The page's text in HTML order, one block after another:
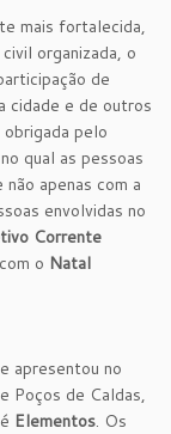
mais fortalecida,
organizada, o
de
cidade e de outros
pelo
qual as pessoas
apenas com a
envolvidas no
Corrente
o Natal
apresentou no
Poços de Caldas,
Elementos. Os